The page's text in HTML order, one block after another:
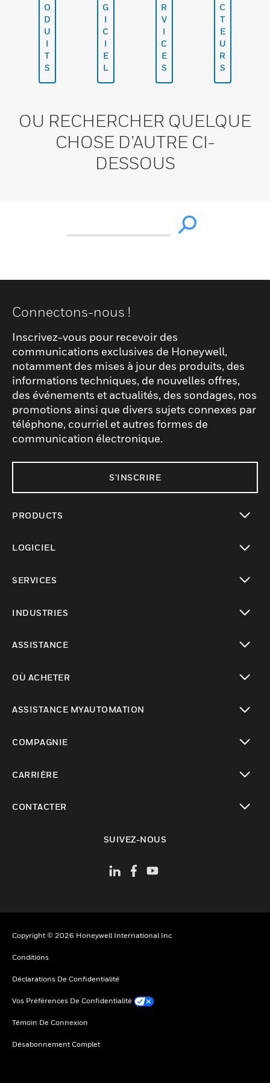
O
D
U
I
T
S
G
I
C
I
E
L
R
V
I
C
E
S
C
T
E
U
R
S
OU RECHERCHER QUELQUE
CHOSE D’AUTRE CI-
DESSOUS
Connectons-nous !
Inscrivez-vous pour recevoir des
communications exclusives de Honeywell,
notamment des mises à jour des produits, des
informations techniques, de nouvelles offres,
des événements et actualités, des sondages, nos
promotions ainsi que divers sujets connexes par
téléphone, courriel et autres formes de
communication électronique.
S'INSCRIRE
PRODUCTS
LOGICIEL
SERVICES
INDUSTRIES
ASSISTANCE
OÙ ACHETER
ASSISTANCE MYAUTOMATION
COMPAGNIE
CARRIÈRE
CONTACTER
SUIVEZ-NOUS
Copyright © 2026 Honeywell International Inc
Conditions
Déclarations De Confidentialité
Vos Préférences De Confidentialité
Témoin De Connexion
Désabonnement Complet